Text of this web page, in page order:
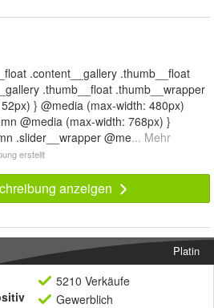
.content__gallery .thumb__float
.thumb__float .thumb__wrapper
} @media (max-width: 480px)
@media (max-width: 768px) }
.slider__wrapper @me... Mehr
erstellt
anzeigen
Platin
5210 Verkäufe
Gewerblich